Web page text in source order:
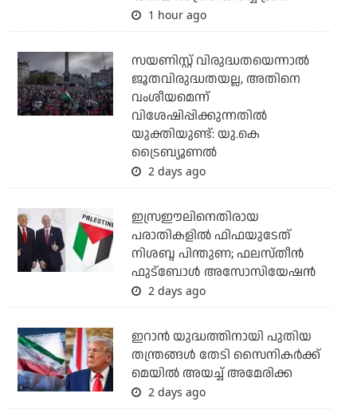
1 hour ago
സയണിസ്റ്റ് വിരുദ്ധതയെന്നാല്‍
ജൂതവിരുദ്ധതയല്ല, അതിനെ
വംശീയമെന്ന്
വിശേഷിപ്പിക്കുന്നതില്‍
യുക്തിയുണ്ട്: യു.കെ
ട്രൈബ്യൂണല്‍
2 days ago
ഇസ്രഈലിനെതിരായ
പരാതികളില്‍ ഫിഫയുടേത്
നിശബ്ദ പിന്തുണ; ഫലസ്തീന്‍
ഫുട്‌ബോള്‍ അസോസിയേഷന്‍
2 days ago
ഇറാന്‍ യുദ്ധത്തിനായി പുതിയ
തന്ത്രങ്ങള്‍ തേടി സൈനികര്‍ക്ക്
മെയില്‍ അയച്ച് അമേരിക്ക
2 days ago